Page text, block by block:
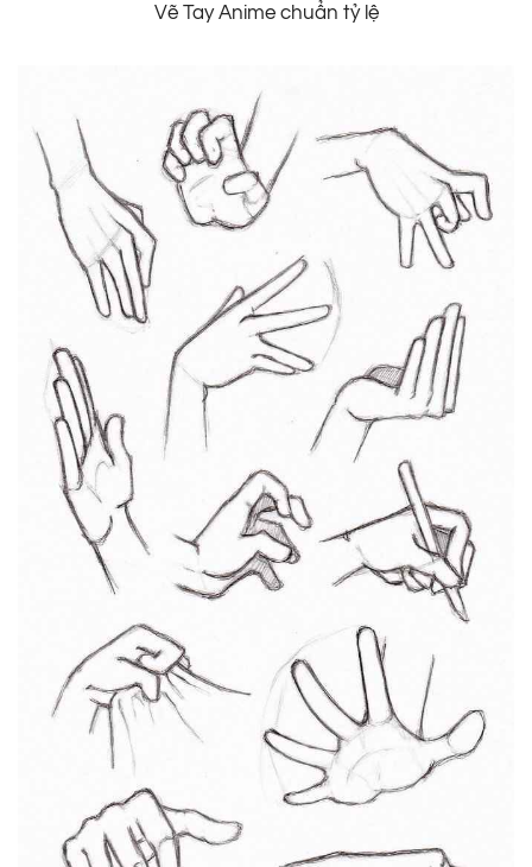
Vẽ Tay Anime chuẩn tỷ lệ